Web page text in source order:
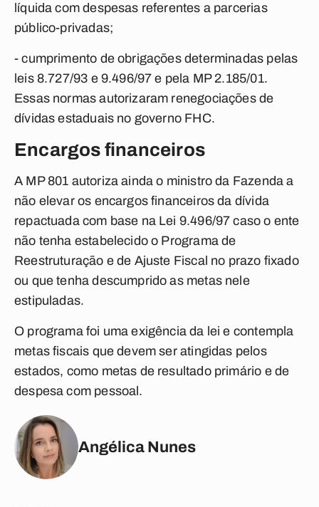
líquida com despesas referentes a parcerias
público-privadas;
- cumprimento de obrigações determinadas pelas
leis 8.727/93 e 9.496/97 e pela MP 2.185/01.
Essas normas autorizaram renegociações de
dívidas estaduais no governo FHC.
Encargos financeiros
A MP 801 autoriza ainda o ministro da Fazenda a
não elevar os encargos financeiros da dívida
repactuada com base na Lei 9.496/97 caso o ente
não tenha estabelecido o Programa de
Reestruturação e de Ajuste Fiscal no prazo fixado
ou que tenha descumprido as metas nele
estipuladas.
O programa foi uma exigência da lei e contempla
metas fiscais que devem ser atingidas pelos
estados, como metas de resultado primário e de
despesa com pessoal.
Angélica Nunes